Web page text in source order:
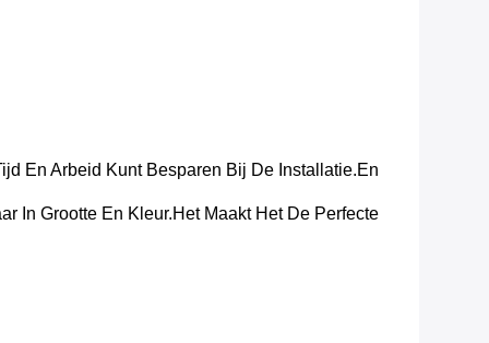
En Arbeid Kunt Besparen Bij De Installatie.en
In Grootte En Kleur.Het Maakt Het De Perfecte